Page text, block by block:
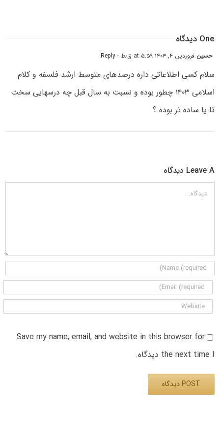
One دیدگاه
حسین فروردین ۴, ۱۴۰۳ at ۵:۵۹ ق٫ظ - Reply
سلام کسی اطلاعاتی داره درصدهای متوسط ارشد فلسفه و کلام
اسلامی ۱۴۰۳ چطور بوده و نسبت به سال قبل چه درسهایی سخت
تا یا ساده تر بوده ؟
Leave A دیدگاه
دیدگاه
Save my name, email, and website in this browser for
the next time I دیدگاه.